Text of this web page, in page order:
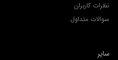
نظرات کاربران
سوالات متداول
سایر